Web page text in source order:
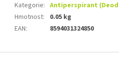
Kategorie: Antiperspirant
Hmotnost:
0.05 kg
EAN: 8594031324850